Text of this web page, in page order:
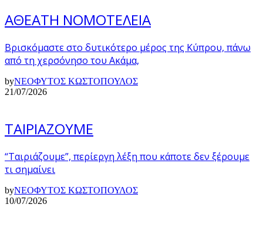
ΑΘΕΑΤΗ ΝΟΜΟΤΕΛΕΙΑ
Βρισκόμαστε στο δυτικότερο μέρος της Κύπρου, πάνω
από τη χερσόνησο του Ακάμα,
byΝΕΟΦΥΤΟΣ ΚΩΣΤΟΠΟΥΛΟΣ
21/07/2026
ΤΑΙΡΙΑΖΟΥΜΕ
“Ταιριάζουμε”, περίεργη λέξη που κάποτε δεν ξέρουμε
τι σημαίνει
byΝΕΟΦΥΤΟΣ ΚΩΣΤΟΠΟΥΛΟΣ
10/07/2026